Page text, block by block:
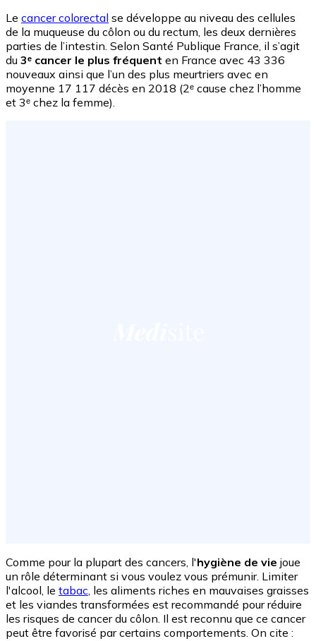
Le cancer colorectal se développe au niveau des cellules
de la muqueuse du côlon ou du rectum, les deux dernières
parties de l’intestin. Selon Santé Publique France, il s’agit
du 3ᵉ cancer le plus fréquent en France avec 43 336
nouveaux ainsi que l’un des plus meurtriers avec en
moyenne 17 117 décès en 2018 (2ᵉ cause chez l’homme
et 3ᵉ chez la femme).
Comme pour la plupart des cancers, l'hygiène de vie joue
un rôle déterminant si vous voulez vous prémunir. Limiter
l'alcool, le tabac, les aliments riches en mauvaises graisses
et les viandes transformées est recommandé pour réduire
les risques de cancer du côlon. Il est reconnu que ce cancer
peut être favorisé par certains comportements. On cite :